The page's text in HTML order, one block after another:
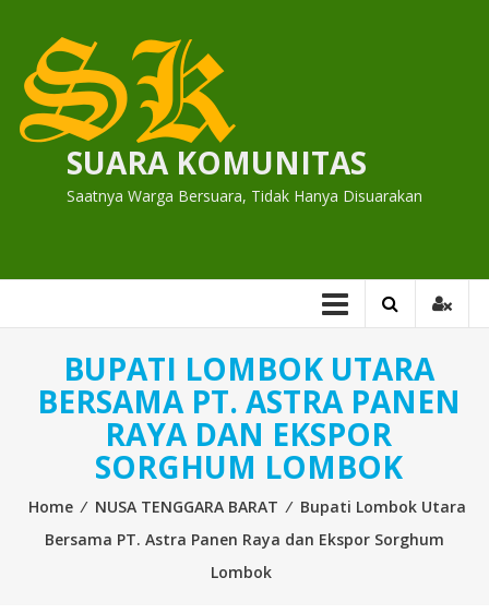
content
SUARA KOMUNITAS
Saatnya Warga Bersuara, Tidak Hanya Disuarakan
BUPATI LOMBOK UTARA
BERSAMA PT. ASTRA PANEN
RAYA DAN EKSPOR
SORGHUM LOMBOK
Home ⁄ NUSA TENGGARA BARAT ⁄ Bupati Lombok Utara
Bersama PT. Astra Panen Raya dan Ekspor Sorghum
Lombok